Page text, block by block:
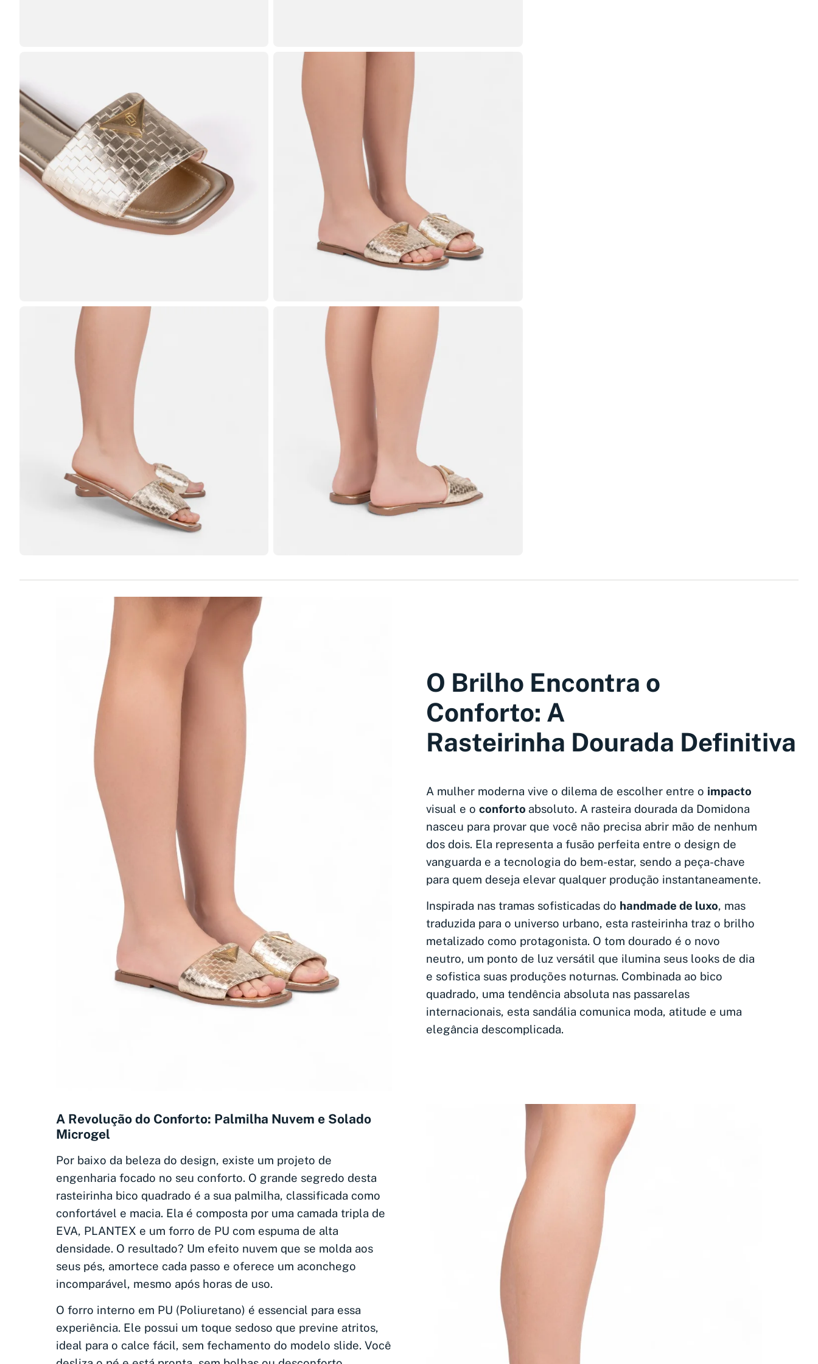
O Brilho Encontra o
Conforto: A
Rasteirinha Dourada Definitiva
A mulher moderna vive o dilema de escolher entre o impacto
visual e o conforto absoluto. A rasteira dourada da Domidona
nasceu para provar que você não precisa abrir mão de nenhum
dos dois. Ela representa a fusão perfeita entre o design de
vanguarda e a tecnologia do bem-estar, sendo a peça-chave
para quem deseja elevar qualquer produção instantaneamente.
Inspirada nas tramas sofisticadas do handmade de luxo, mas
traduzida para o universo urbano, esta rasteirinha traz o brilho
metalizado como protagonista. O tom dourado é o novo
neutro, um ponto de luz versátil que ilumina seus looks de dia
e sofistica suas produções noturnas. Combinada ao bico
quadrado, uma tendência absoluta nas passarelas
internacionais, esta sandália comunica moda, atitude e uma
elegância descomplicada.
A Revolução do Conforto: Palmilha Nuvem e Solado
Microgel
Por baixo da beleza do design, existe um projeto de
engenharia focado no seu conforto. O grande segredo desta
rasteirinha bico quadrado é a sua palmilha, classificada como
confortável e macia. Ela é composta por uma camada tripla de
EVA, PLANTEX e um forro de PU com espuma de alta
densidade. O resultado? Um efeito nuvem que se molda aos
seus pés, amortece cada passo e oferece um aconchego
incomparável, mesmo após horas de uso.
O forro interno em PU (Poliuretano) é essencial para essa
experiência. Ele possui um toque sedoso que previne atritos,
ideal para o calce fácil, sem fechamento do modelo slide. Você